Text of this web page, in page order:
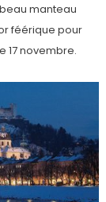
manteau
féérique pour
17 novembre.